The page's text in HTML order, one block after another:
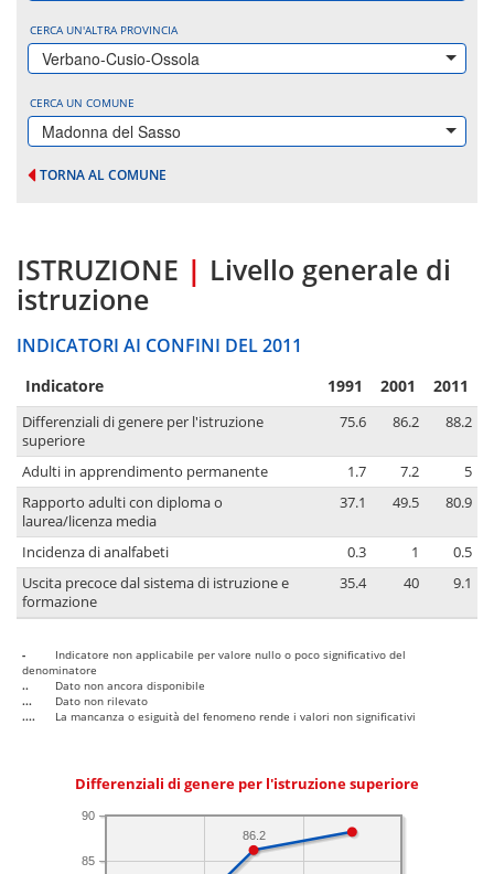
CERCA UN'ALTRA PROVINCIA
Verbano-Cusio-Ossola
CERCA UN COMUNE
Madonna del Sasso
TORNA AL COMUNE
ISTRUZIONE | Livello generale di
istruzione
INDICATORI AI CONFINI DEL 2011
Indicatore 1991 2001 2011
Differenziali di genere per l'istruzione
superiore
75.6 86.2 88.2
Adulti in apprendimento permanente 1.7 7.2
5
Rapporto adulti con diploma o
laurea/licenza media
37.1 49.5 80.9
Incidenza di analfabeti 0.3 1
0.5
Uscita precoce dal sistema di istruzione e
formazione
35.4 40 9.1
-
Indicatore non applicabile per valore nullo o poco significativo del
denominatore
..
Dato non ancora disponibile
...
Dato non rilevato
....
La mancanza o esiguità del fenomeno rende i valori non significativi
Differenziali di genere per l'istruzione superiore
85
90
86.2